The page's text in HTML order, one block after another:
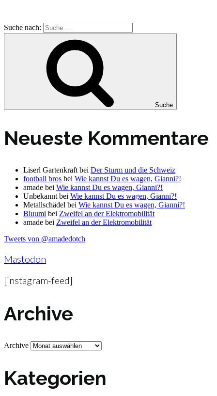
Suche nach:
Suche
Neueste Kommentare
Liserl Gartenkraft bei Der Sturm und die Schweiz
football bros bei Wie kannst Du es wagen, Gianni?!
amade bei Wie kannst Du es wagen, Gianni?!
Unbekannt bei Wie kannst Du es wagen, Gianni?!
Metallschädel bei Wie kannst Du es wagen, Gianni?!
Bluumi bei Zweifel an der Elektromobilität
amade bei Zweifel an der Elektromobilität
Tweets von @amadedotch
Mastodon
[instagram-feed]
Archive
Archive
Kategorien